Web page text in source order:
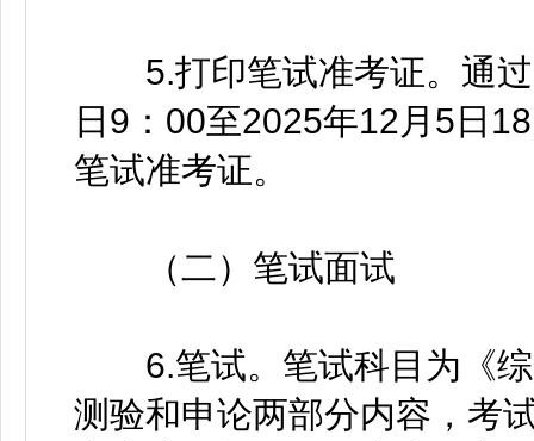
5.打印笔试准考证。通过
日9：00至2025年12月5日
笔试准考证。
（二）笔试面试
6.笔试。笔试科目为《综
测验和申论两部分内容，考